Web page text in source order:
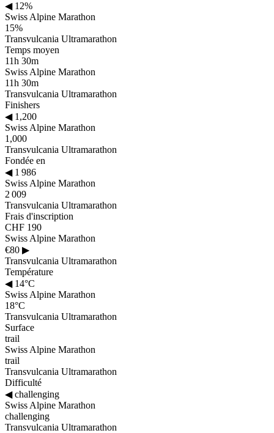
◀12%
Swiss Alpine Marathon
15%
Transvulcania Ultramarathon
Temps moyen
11h 30m
Swiss Alpine Marathon
11h 30m
Transvulcania Ultramarathon
Finishers
◀1,200
Swiss Alpine Marathon
1,000
Transvulcania Ultramarathon
Fondée en
◀1 986
Swiss Alpine Marathon
2 009
Transvulcania Ultramarathon
Frais d'inscription
CHF 190
Swiss Alpine Marathon
€80 ▶
Transvulcania Ultramarathon
Température
◀14°C
Swiss Alpine Marathon
18°C
Transvulcania Ultramarathon
Surface
trail
Swiss Alpine Marathon
trail
Transvulcania Ultramarathon
Difficulté
◀challenging
Swiss Alpine Marathon
challenging
Transvulcania Ultramarathon